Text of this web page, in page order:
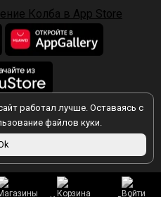
работал лучше. Оставаясь с
файлов куки.
обработки
kolba.ru.